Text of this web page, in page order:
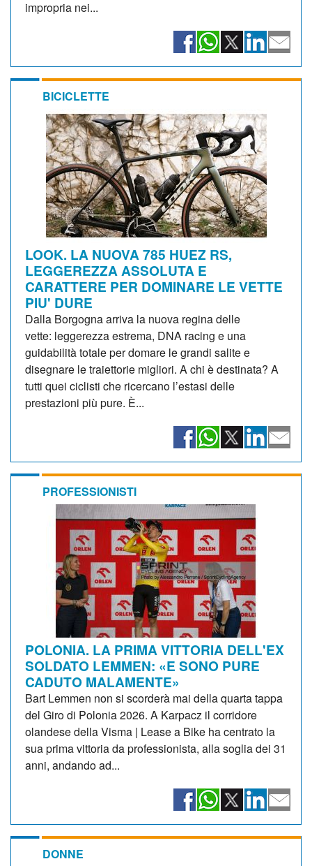
impropria nei...
BICICLETTE
LOOK. LA NUOVA 785 HUEZ RS,
LEGGEREZZA ASSOLUTA E
CARATTERE PER DOMINARE LE VETTE
PIU' DURE
Dalla Borgogna arriva la nuova regina delle
vette: leggerezza estrema, DNA racing e una
guidabilità totale per domare le grandi salite e
disegnare le traiettorie migliori. A chi è destinata? A
tutti quei ciclisti che ricercano l’estasi delle
prestazioni più pure. È...
PROFESSIONISTI
POLONIA. LA PRIMA VITTORIA DELL'EX
SOLDATO LEMMEN: «E SONO PURE
CADUTO MALAMENTE»
Bart Lemmen non si scorderà mai della quarta tappa
del Giro di Polonia 2026. A Karpacz il corridore
olandese della Visma | Lease a Bike ha centrato la
sua prima vittoria da professionista, alla soglia dei 31
anni, andando ad...
DONNE